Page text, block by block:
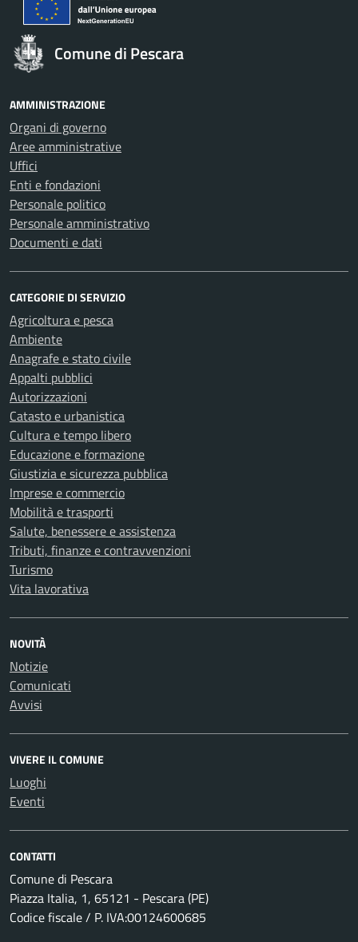
Comune di Pescara
AMMINISTRAZIONE
Organi di governo
Aree amministrative
Uffici
Enti e fondazioni
Personale politico
Personale amministrativo
Documenti e dati
CATEGORIE DI SERVIZIO
Agricoltura e pesca
Ambiente
Anagrafe e stato civile
Appalti pubblici
Autorizzazioni
Catasto e urbanistica
Cultura e tempo libero
Educazione e formazione
Giustizia e sicurezza pubblica
Imprese e commercio
Mobilità e trasporti
Salute, benessere e assistenza
Tributi, finanze e contravvenzioni
Turismo
Vita lavorativa
NOVITÀ
Notizie
Comunicati
Avvisi
VIVERE IL COMUNE
Luoghi
Eventi
CONTATTI
Comune di Pescara
Piazza Italia, 1, 65121 - Pescara (PE)
Codice fiscale / P. IVA:00124600685